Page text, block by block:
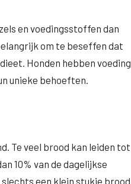
en voedingsstoffen dan
om te beseffen dat
Honden hebben voeding
unieke behoeften.
Te veel brood kan leiden tot
10% van de dagelijkse
een klein stukje brood